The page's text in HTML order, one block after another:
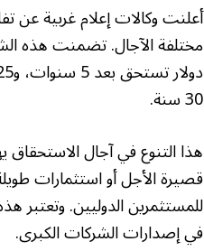
أعلنت وكالات إعلام غربية عن
30 سنة.
هذا التنوع في آجال
قصيرة الأجل أو استثمارات
للمستثمرين الدوليين. وتعتبر
في إصدارات الشركات الكبرى.